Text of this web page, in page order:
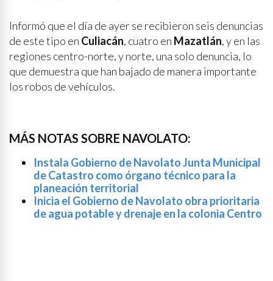
Informó que el día de ayer se recibieron seis denuncias
de este tipo en Culiacán, cuatro en Mazatlán, y en las
regiones centro-norte, y norte, una solo denuncia, lo
que demuestra que han bajado de manera importante
los robos de vehículos.
MÁS NOTAS SOBRE NAVOLATO:
Instala Gobierno de Navolato Junta Municipal
de Catastro como órgano técnico para la
planeación territorial
Inicia el Gobierno de Navolato obra prioritaria
de agua potable y drenaje en la colonia Centro